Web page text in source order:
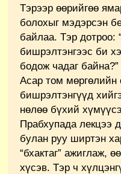
Тэрээр өөрийгөө
болохыг мэдэрсэн
байлаа. Тэр дотроо:
бишрэлтэнгээс би
бодож чадаг
Асар том мөргөлийн
бишрэлтэнгүүд
нөлөө бүхий
Прабхупада лекцээ
булан руу ширтэн
“бхактаг” ажиглаж,
хүсэв. Тэр ч